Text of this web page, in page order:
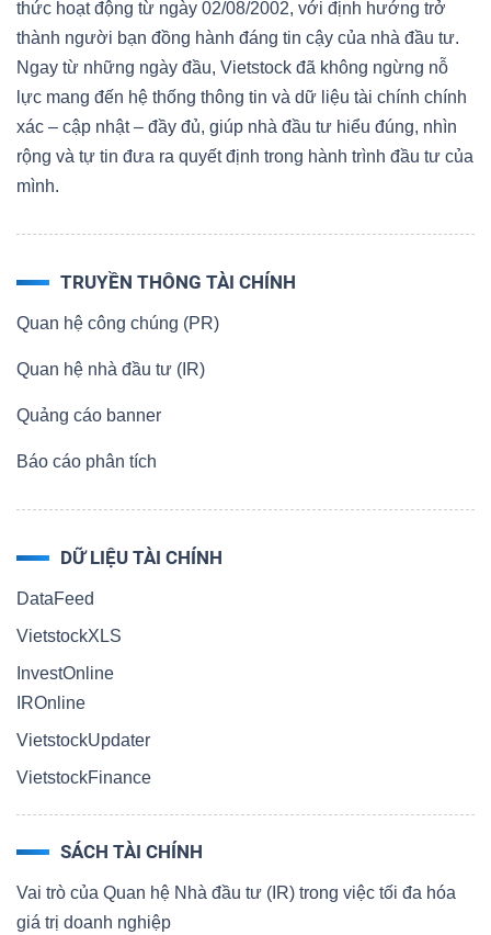
thức hoạt động từ ngày 02/08/2002, với định hướng trở
thành người bạn đồng hành đáng tin cậy của nhà đầu tư.
Ngay từ những ngày đầu, Vietstock đã không ngừng nỗ
lực mang đến hệ thống thông tin và dữ liệu tài chính chính
xác – cập nhật – đầy đủ, giúp nhà đầu tư hiểu đúng, nhìn
rộng và tự tin đưa ra quyết định trong hành trình đầu tư của
mình.
TRUYỀN THÔNG TÀI CHÍNH
Quan hệ công chúng (PR)
Quan hệ nhà đầu tư (IR)
Quảng cáo banner
Báo cáo phân tích
DỮ LIỆU TÀI CHÍNH
DataFeed
VietstockXLS
InvestOnline
IROnline
VietstockUpdater
VietstockFinance
SÁCH TÀI CHÍNH
Vai trò của Quan hệ Nhà đầu tư (IR) trong việc tối đa hóa
giá trị doanh nghiệp